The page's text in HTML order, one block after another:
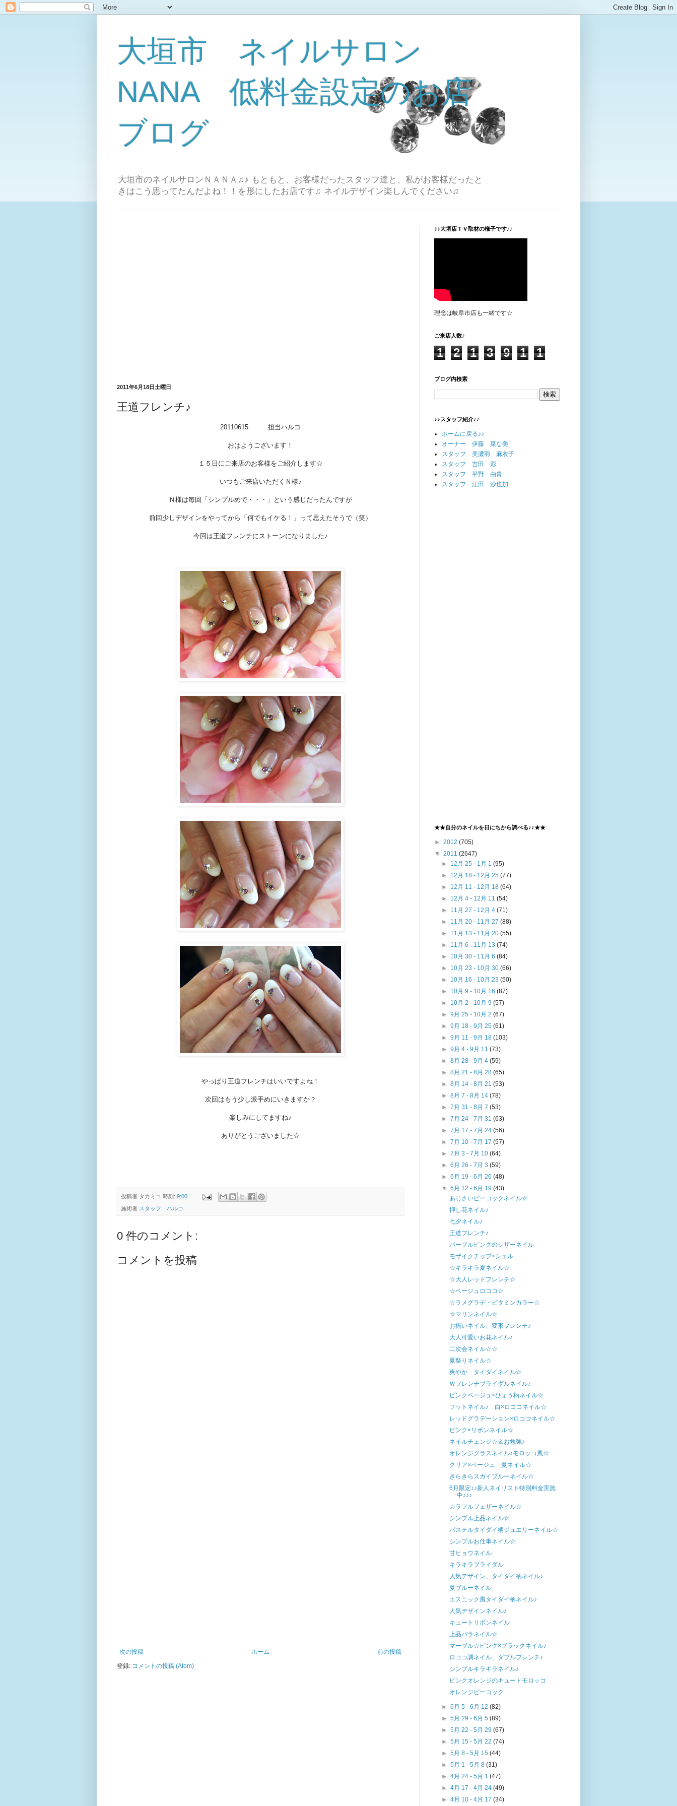
大垣市 ネイルサロン
NANA 低料金設定のお店
ブログ
大垣市のネイルサロンＮＡＮＡ♫♪ もともと、お客様だったスタッフ達と、私がお客様だったと
きはこう思ってたんだよね！！を形にしたお店です♫ ネイルデザイン楽しんでください♫
2011年6月18日土曜日
王道フレンチ♪
20110615 担当ハルコ
おはようございます！
１５日にご来店のお客様をご紹介します☆
いつもご来店いただくＮ様♪
Ｎ様は毎回「シンプルめで・・・」という感じだったんですが
前回少しデザインをやってから「何でもイケる！」って思えたそうで（笑）
今回は王道フレンチにストーンになりました♪
やっぱり王道フレンチはいいですよね！
次回はもう少し派手めにいきますか？
楽しみにしてますね♪
ありがとうございました☆
投稿者 タカミコ 時刻: 9:00
施術者 スタッフ ハルコ
0 件のコメント:
コメントを投稿
次の投稿 前の投稿
ホーム
登録: コメントの投稿 (Atom)
♪♪大垣店ＴＶ取材の様子です♪♪
理念は岐阜市店も一緒です☆
ご来店人数♪
1 2 1 3 9 1 1
ブログ内検索
♪♪スタッフ紹介♪♪
ホームに戻る♪♪
オーナー 伊藤 菜な美
スタッフ 美濃羽 麻衣子
スタッフ 吉田 彩
スタッフ 平野 由貴
スタッフ 江田 沙也加
★★自分のネイルを日にちから調べる♪♪★★
► 2012 (705)
▼ 2011 (2647)
► 12月 25 - 1月 1(95)
► 12月 18 - 12月 25(77)
► 12月 11 - 12月 18(64)
► 12月 4 - 12月 11(54)
► 11月 27 - 12月 4(71)
► 11月 20 - 11月 27(88)
► 11月 13 - 11月 20(55)
► 11月 6 - 11月 13(74)
► 10月 30 - 11月 6(84)
► 10月 23 - 10月 30(66)
► 10月 16 - 10月 23(50)
► 10月 9 - 10月 16(87)
► 10月 2 - 10月 9(57)
►9月 25 - 10月 2(67)
►9月 18 - 9月 25(61)
►9月 11 - 9月 18(103)
►9月 4 - 9月 11(73)
►8月 28 - 9月 4(59)
►8月 21 - 8月 28(65)
►8月 14 - 8月 21(53)
►8月 7 - 8月 14(78)
►7月 31 - 8月 7(53)
►7月 24 - 7月 31(63)
►7月 17 - 7月 24(56)
►7月 10 - 7月 17(57)
►7月 3 - 7月 10(64)
►6月 26 - 7月 3(59)
►6月 19 - 6月 26(48)
▼6月 12 - 6月 19(43)
あじさいピーコックネイル☆
押し花ネイル♪
七夕ネイル♪
王道フレンチ♪
パープルピンクのシザーネイル
モザイクチップ×シェル
☆キラキラ夏ネイル☆
☆大人レッドフレンチ☆
☆ベージュロココ☆
☆ラメグラデ・ビタミンカラー☆
☆マリンネイル☆
お揃いネイル、変形フレンチ♪
大人可愛いお花ネイル♪
二次会ネイル☆☆
夏祭りネイル☆
爽やか タイダイネイル☆
Ｗフレンチブライダルネイル♪
ピンクベージュ×ひょう柄ネイル☆
フットネイル♪ 白×ロココネイル☆
レッドグラデーション×ロココネイル☆
ピンク×リボンネイル☆
ネイルチェンジ☆＆お勉強♪
オレンジグラスネイル♪モロッコ風☆
クリア×ベージュ 夏ネイル☆
きらきらスカイブルーネイル☆
6月限定♪♪新人ネイリスト特別料金実施
中♪♪♪
カラフルフェザーネイル☆
シンプル上品ネイル☆
パステルタイダイ柄ジュエリーネイル☆
シンプルお仕事ネイル☆
甘ヒョウネイル
キラキラブライダル
人気デザイン、タイダイ柄ネイル♪
夏ブルーネイル
エスニック風タイダイ柄ネイル♪
人気デザインネイル♪
キュートリボンネイル
上品バラネイル☆
マーブル☆ピンク×ブラックネイル♪
ロココ調ネイル、ダブルフレンチ♪
シンプルキラキラネイル♪
ピンクオレンジのキュートモロッコ
オレンジピーコック
►6月 5 - 6月 12(82)
►5月 29 - 6月 5(89)
►5月 22 - 5月 29(67)
►5月 15 - 5月 22(74)
►5月 8 - 5月 15(44)
►5月 1 - 5月 8(31)
►4月 24 - 5月 1(47)
►4月 17 - 4月 24(49)
►4月 10 - 4月 17(34)